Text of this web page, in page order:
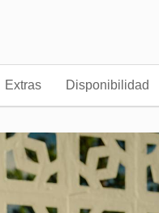
Extras Disponibilidad